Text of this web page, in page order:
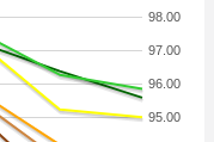
95.00
96.00
97.00
98.00